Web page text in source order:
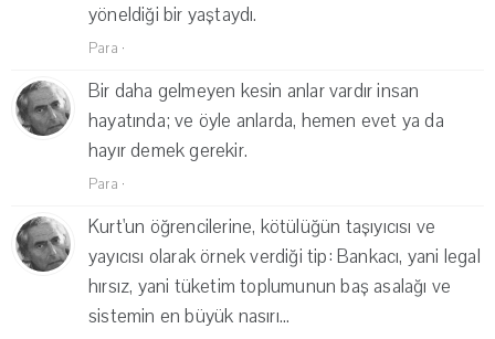
yöneldiği bir yaştaydı.
Para ·
Bir daha gelmeyen kesin anlar vardır insan
hayatında; ve öyle anlarda, hemen evet ya da
hayır demek gerekir.
Para ·
Kurt'un öğrencilerine, kötülüğün taşıyıcısı ve
yayıcısı olarak örnek verdiği tip: Bankacı, yani legal
hırsız, yani tüketim toplumunun baş asalağı ve
sistemin en büyük nasırı...